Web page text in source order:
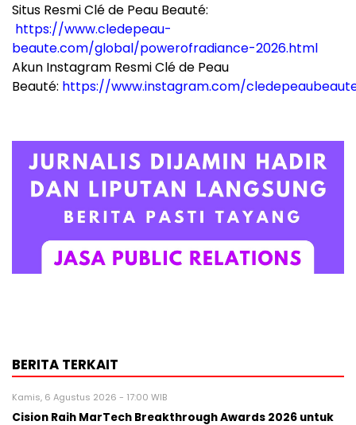
Situs Resmi Clé de Peau Beauté:
https://www.cledepeau-
beaute.com/global/powerofradiance-2026.html
Akun Instagram Resmi Clé de Peau
Beauté: https://www.instagram.com/
BERITA TERKAIT
Kamis, 6 Agustus 2026 - 17:00 WIB
Cision Raih MarTech Breakthrough Awards 2026 untuk